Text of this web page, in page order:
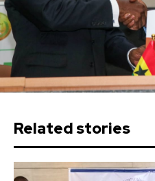
Related stories